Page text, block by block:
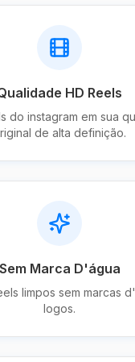
HD Reels
do instagram em sua
de alta definição.
Sem Marca D'água
limpos sem marcas
logos.